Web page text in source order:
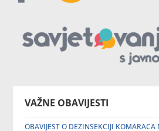
VAŽNE OBAVIJESTI
OBAVIJEST O DEZINSEKCIJI KOMARACA